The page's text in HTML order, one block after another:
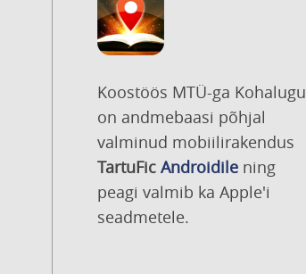
Koostöös MTÜ-ga Kohalugu
on andmebaasi põhjal
valminud mobiilirakendus
TartuFic Androidilening
peagi valmib ka Apple'i
seadmetele.